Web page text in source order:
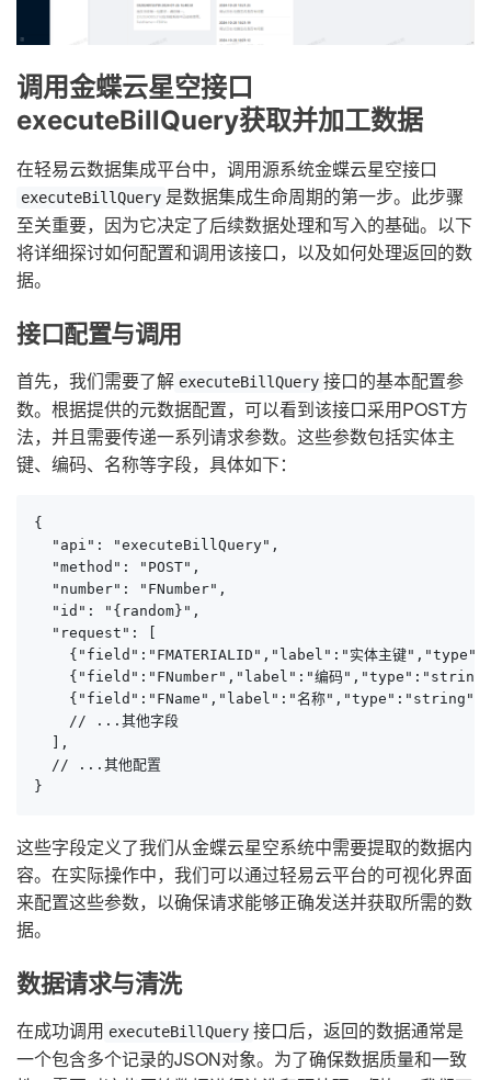
调用金蝶云星空接口
executeBillQuery获取并加工数据
在轻易云数据集成平台中，调用源系统金蝶云星空接口
executeBillQuery 是数据集成生命周期的第一步。此步骤
至关重要，因为它决定了后续数据处理和写入的基础。以下
将详细探讨如何配置和调用该接口，以及如何处理返回的数
据。
接口配置与调用
首先，我们需要了解 executeBillQuery 接口的基本配置参
数。根据提供的元数据配置，可以看到该接口采用POST方
法，并且需要传递一系列请求参数。这些参数包括实体主
键、编码、名称等字段，具体如下：
{
  "api": "executeBillQuery",
  "method": "POST",
  "number": "FNumber",
  "id": "{random}",
  "request": [
{"field":"FMATERIALID","label":"实体主键
{"field":"FNumber","label":"编码
{"field":"FName","label":"名称
    // ...其他字段
  ],
  // ...其他配置
}
这些字段定义了我们从金蝶云星空系统中需要提取的数据内
容。在实际操作中，我们可以通过轻易云平台的可视化界面
来配置这些参数，以确保请求能够正确发送并获取所需的数
据。
数据请求与清洗
在成功调用 executeBillQuery 接口后，返回的数据通常是
一个包含多个记录的JSON对象。为了确保数据质量和一致